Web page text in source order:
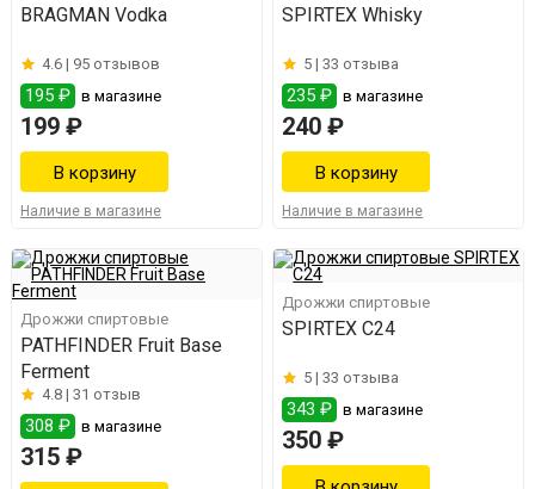
BRAGMAN Vodka
4.6 | 95 отзывов
195 ₽ в магазине
199 ₽
Наличие в магазине
SPIRTEX Whisky
5 |33 отзыва
235 ₽ в магазине
240 ₽
Наличие в магазине
Дрожжи спиртовые
PATHFINDER Fruit Base
Ferment
4.8 | 31 отзыв
308 ₽ в магазине
315 ₽
Дрожжи спиртовые
SPIRTEX C24
5 |33 отзыва
343 ₽ в магазине
350 ₽